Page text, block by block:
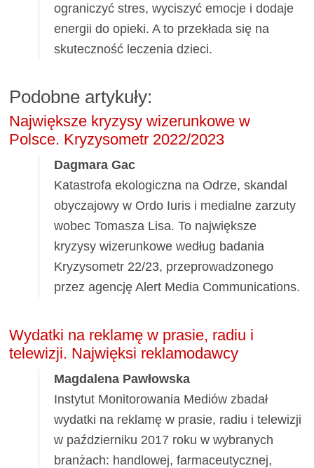
ograniczyć stres, wyciszyć emocje i dodaje
energii do opieki. A to przekłada się na
skuteczność leczenia dzieci.
Podobne artykuły:
Największe kryzysy wizerunkowe w
Polsce. Kryzysometr 2022/2023
Dagmara Gac
Katastrofa ekologiczna na Odrze, skandal
obyczajowy w Ordo Iuris i medialne zarzuty
wobec Tomasza Lisa. To największe
kryzysy wizerunkowe według badania
Kryzysometr 22/23, przeprowadzonego
przez agencję Alert Media Communications.
Wydatki na reklamę w prasie, radiu i
telewizji. Najwięksi reklamodawcy
Magdalena Pawłowska
Instytut Monitorowania Mediów zbadał
wydatki na reklamę w prasie, radiu i telewizji
w październiku 2017 roku w wybranych
branżach: handlowej, farmaceutycznej,